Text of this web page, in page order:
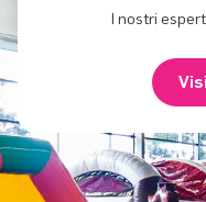
I nostri